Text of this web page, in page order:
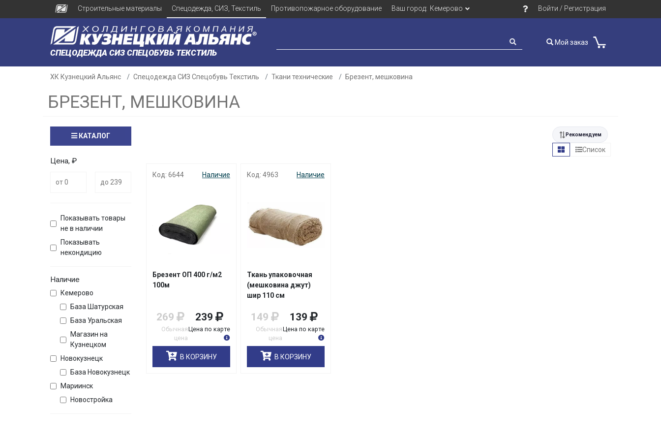
Строительные материалы Спецодежда, СИЗ, Текстиль Противопожарное оборудование Ваш город: Кемерово Войти / Регистрация
СПЕЦОДЕЖДА СИЗ СПЕЦОБУВЬ ТЕКСТИЛЬ
Мой заказ
ХК Кузнецкий Альянс Спецодежда СИЗ Спецобувь Текстиль Ткани технические Брезент, мешковина
БРЕЗЕНТ, МЕШКОВИНА
КАТАЛОГ
Цена, ₽
Показывать товары
не в наличии
Показывать
некондицию
Наличие
Кемерово
База Шатурская
База Уральская
Магазин на
Кузнецком
Новокузнецк
База Новокузнецк
Мариинск
Новостройка
Рекомендуем
Список
Код: 6644 Наличие
Брезент ОП 400 г/м2
100м
269
Обычная
цена
239
Цена по карте
В КОРЗИНУ
Код: 4963 Наличие
Ткань упаковочная
(мешковина джут)
шир 110 см
149
Обычная
цена
139
Цена по карте
В КОРЗИНУ